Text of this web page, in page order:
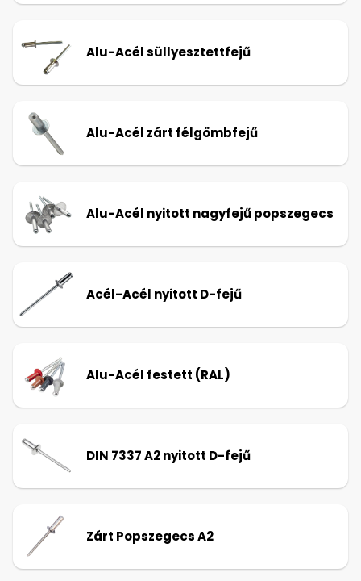
Alu-Acél süllyesztettfejű
Alu-Acél zárt félgömbfejű
Alu-Acél nyitott nagyfejű popszegecs
Acél-Acél nyitott D-fejű
Alu-Acél festett (RAL)
DIN 7337 A2 nyitott D-fejű
Zárt Popszegecs A2